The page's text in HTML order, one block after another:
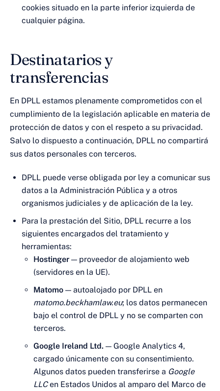
cookies situado en la parte inferior izquierda de
cualquier página.
Destinatarios y
transferencias
En DPLL estamos plenamente comprometidos con el
cumplimiento de la legislación aplicable en materia de
protección de datos y con el respeto a su privacidad.
Salvo lo dispuesto a continuación, DPLL no compartirá
sus datos personales con terceros.
DPLL puede verse obligada por ley a comunicar sus
datos a la Administración Pública y a otros
organismos judiciales y de aplicación de la ley.
Para la prestación del Sitio, DPLL recurre a los
siguientes encargados del tratamiento y
herramientas:
Hostinger — proveedor de alojamiento web
(servidores en la UE).
Matomo — autoalojado por DPLL en
matomo.beckhamlaw.eu; los datos permanecen
bajo el control de DPLL y no se comparten con
terceros.
Google Ireland Ltd. — Google Analytics 4,
cargado únicamente con su consentimiento.
Algunos datos pueden transferirse a Google
LLCen Estados Unidos al amparo del Marco de